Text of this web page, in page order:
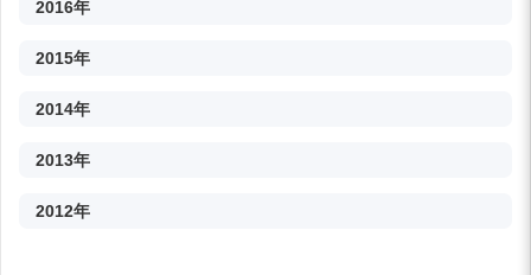
2016年
2015年
2014年
2013年
2012年